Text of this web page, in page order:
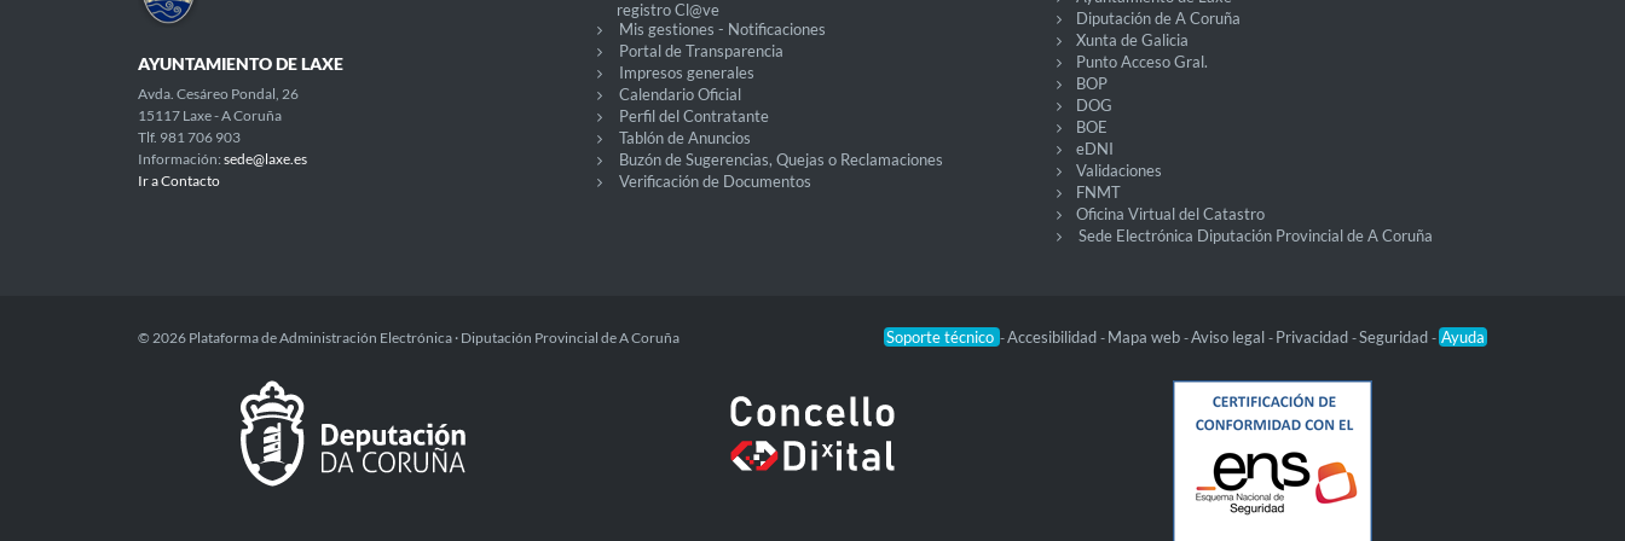
AYUNTAMIENTO DE LAXE
Avda. Cesáreo Pondal, 26
15117 Laxe - A Coruña
Tlf. 981 706 903
Información: sede@laxe.es
Ir a Contacto
registro Cl@ve
Mis gestiones - Notificaciones
Portal de Transparencia
Impresos generales
Calendario Oficial
Perfil del Contratante
Tablón de Anuncios
Buzón de Sugerencias, Quejas o Reclamaciones
Verificación de Documentos
Diputación de A Coruña
Xunta de Galicia
Punto Acceso Gral.
BOP
DOG
BOE
eDNI
Validaciones
FNMT
Oficina Virtual del Catastro
Sede Electrónica Diputación Provincial de A Coruña
Soporte técnico -Accesibilidad - Mapa web -Aviso legal - Privacidad -Seguridad - Ayuda
© 2026 Plataforma de Administración Electrónica · Diputación Provincial de A Coruña